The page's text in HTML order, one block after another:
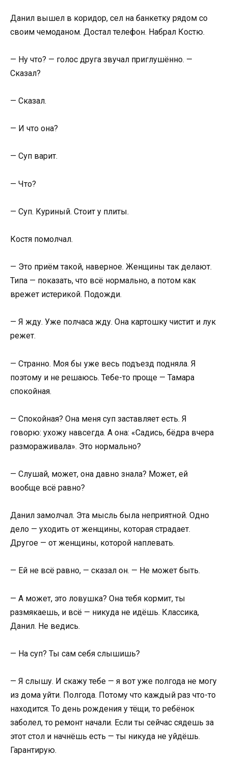
Данил вышел в коридор, сел на банкетку рядом со
своим чемоданом. Достал телефон. Набрал Костю.
— Ну что? — голос друга звучал приглушённо. —
Сказал?
— Сказал.
— И что она?
— Суп варит.
— Что?
— Суп. Куриный. Стоит у плиты.
Костя помолчал.
— Это приём такой, наверное. Женщины так делают.
Типа — показать, что всё нормально, а потом как
врежет истерикой. Подожди.
— Я жду. Уже полчаса жду. Она картошку чистит и лук
режет.
— Странно. Моя бы уже весь подъезд подняла. Я
поэтому и не решаюсь. Тебе-то проще — Тамара
спокойная.
— Спокойная? Она меня суп заставляет есть. Я
говорю: ухожу навсегда. А она: «Садись, бёдра вчера
размораживала». Это нормально?
— Слушай, может, она давно знала? Может, ей
вообще всё равно?
Данил замолчал. Эта мысль была неприятной. Одно
дело — уходить от женщины, которая страдает.
Другое — от женщины, которой наплевать.
— Ей не всё равно, — сказал он. — Не может быть.
— А может, это ловушка? Она тебя кормит, ты
размякаешь, и всё — никуда не идёшь. Классика,
Данил. Не ведись.
— На суп? Ты сам себя слышишь?
— Я слышу. И скажу тебе — я вот уже полгода не могу
из дома уйти. Полгода. Потому что каждый раз что-то
находится. То день рождения у тёщи, то ребёнок
заболел, то ремонт начали. Если ты сейчас сядешь за
этот стол и начнёшь есть — ты никуда не уйдёшь.
Гарантирую.